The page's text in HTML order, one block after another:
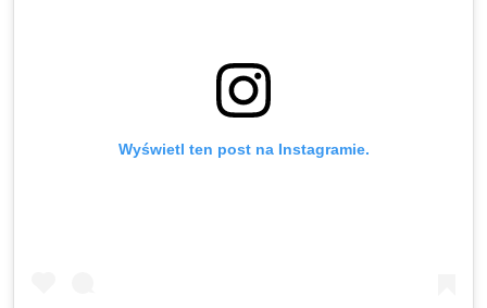
Wyświetl ten post na Instagramie.